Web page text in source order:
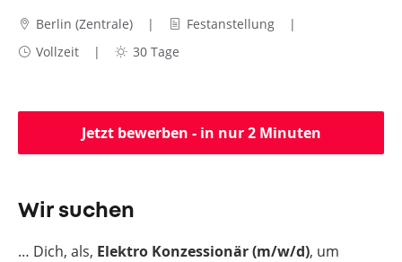
Berlin (Zentrale)
Festanstellung
Vollzeit
30 Tage
Jetzt bewerben - in nur 2 Minuten
Wir suchen
… Dich, als, Elektro Konzessionär (m/w/d), um